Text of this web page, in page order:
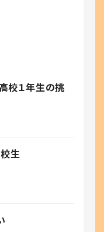
校１年生の挑
生